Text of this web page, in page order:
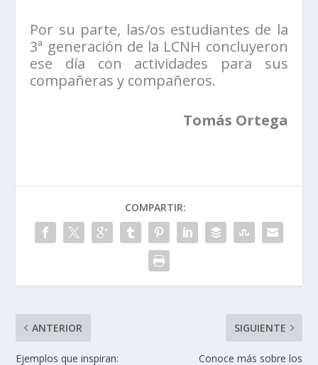
Por su parte, las/os estudiantes de la
3ª generación de la LCNH concluyeron
ese día con actividades para sus
compañeras y compañeros.
Tomás Ortega
COMPARTIR:
ANTERIOR
Ejemplos que inspiran:
SIGUIENTE
Conoce más sobre los